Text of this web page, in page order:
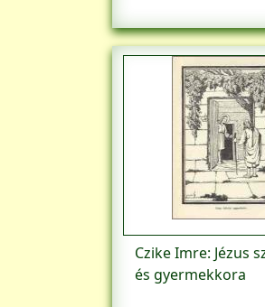
Czike Imre: Jézus
és gyermekkora